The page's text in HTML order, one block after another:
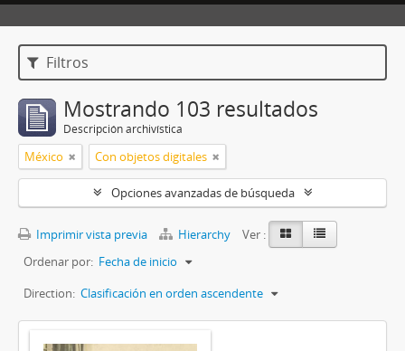
Filtros
Mostrando 103 resultados
Descripción archivística
México Con objetos digitales
Opciones avanzadas de búsqueda
Imprimir vista previa Hierarchy
Ver :
Ordenar por: Fecha de inicio
Direction: Clasificación en orden ascendente